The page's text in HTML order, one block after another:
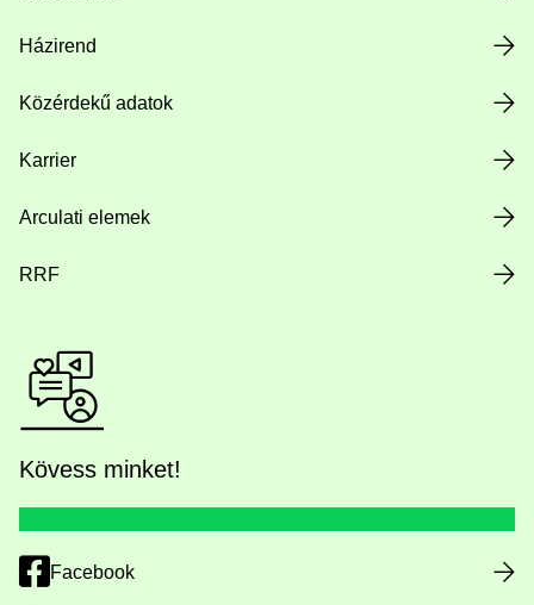
Házirend
Közérdekű adatok
Karrier
Arculati elemek
RRF
Kövess minket!
Facebook